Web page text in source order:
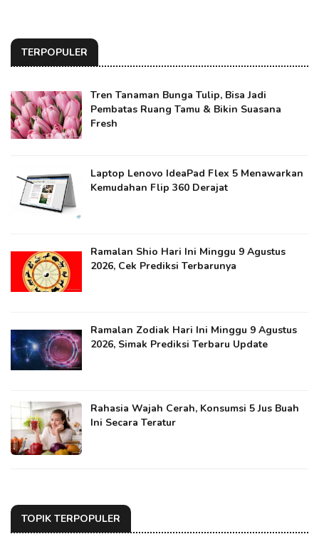
TERPOPULER
Tren Tanaman Bunga Tulip, Bisa Jadi
Pembatas Ruang Tamu & Bikin Suasana
Fresh
Laptop Lenovo IdeaPad Flex 5 Menawarkan
Kemudahan Flip 360 Derajat
Ramalan Shio Hari Ini Minggu 9 Agustus
2026, Cek Prediksi Terbarunya
Ramalan Zodiak Hari Ini Minggu 9 Agustus
2026, Simak Prediksi Terbaru Update
Rahasia Wajah Cerah, Konsumsi 5 Jus Buah
Ini Secara Teratur
TOPIK TERPOPULER